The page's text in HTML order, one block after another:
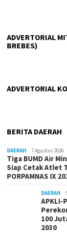
ADVERTORIAL
BREBES)
ADVERTORIAL
BERITA DAERAH
DAERAH 7 Agustus 2026
Tiga BUMD Air
Siap Cetak Atlet
PORPAMNAS IX
DAERAH
APKLI-
100
2030